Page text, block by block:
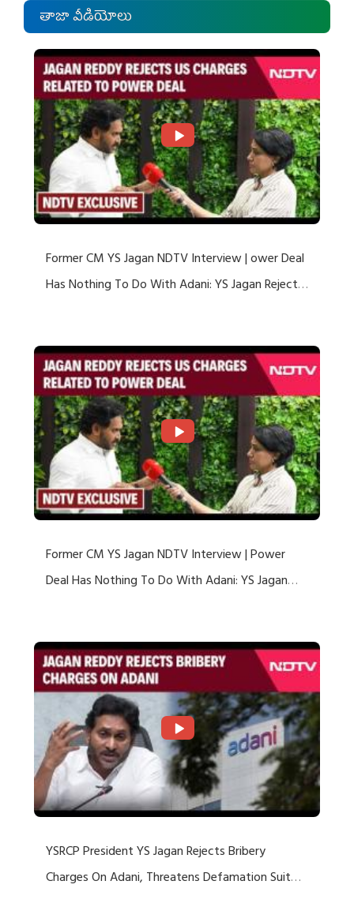
తాజా వీడియోలు
Former CM YS Jagan NDTV Interview | ower Deal
Has Nothing To Do With Adani: YS Jagan Rejects
Former CM YS Jagan NDTV Interview | Power
Deal Has Nothing To Do With Adani: YS Jagan
YSRCP President YS Jagan Rejects Bribery
Charges On Adani, Threatens Defamation Suit